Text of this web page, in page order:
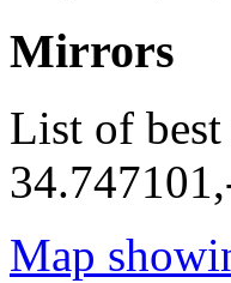
Mirrors
List of
Map